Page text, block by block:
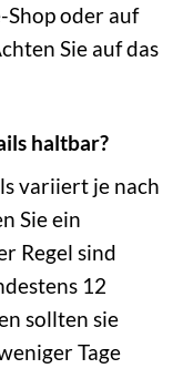
oder auf
Sie auf das
haltbar?
variiert je nach
Sie ein
Regel sind
12
sollten sie
Tage